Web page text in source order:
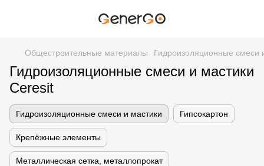
Общестроительные материалы Гидроизоляционные смеси
Гидроизоляционные смеси и мастики
Ceresit
Гидроизоляционные смеси и мастики Гипсокартон
Крепёжные элементы
Металлическая сетка, металлопрокат